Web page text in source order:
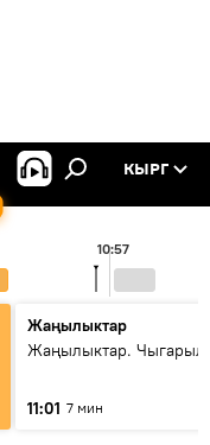
КЫРГ
10:57
Жаңылыктар
Жаңылыктар.
11:01 7 мин